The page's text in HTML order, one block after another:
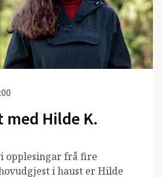
Hilde K.
opplesingar frå fire
i haust er Hilde